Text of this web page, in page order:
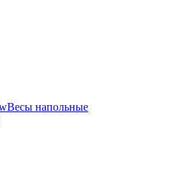
Весы напольные